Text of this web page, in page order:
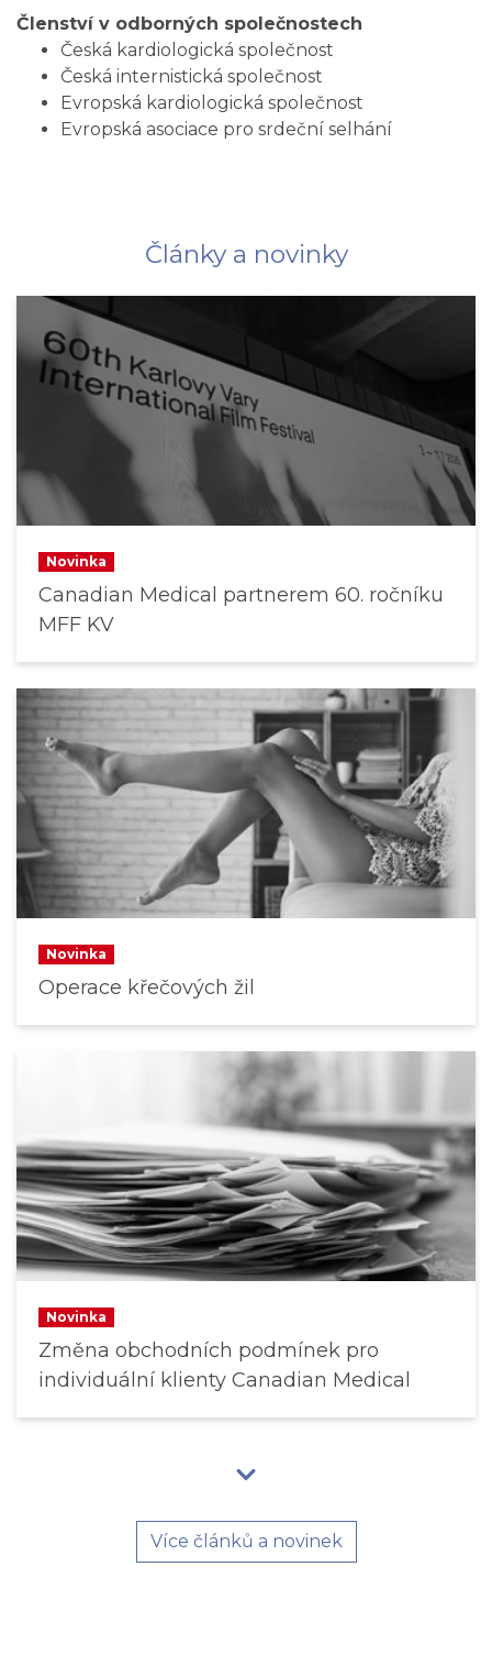
Členství v odborných společnostech
Česká kardiologická společnost
Česká internistická společnost
Evropská kardiologická společnost
Evropská asociace pro srdeční selhání
Články a novinky
Novinka
Canadian Medical partnerem 60. ročníku
MFF KV
Novinka
Operace křečových žil
Novinka
Změna obchodních podmínek pro
individuální klienty Canadian Medical
Více článků a novinek